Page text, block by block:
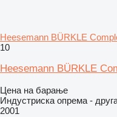
Heesemann BÜRKLE
10
Heesemann BÜRKLE
Цена на барање
Индустриска опрема -
2001